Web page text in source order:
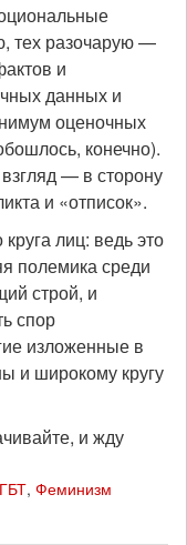
тех разочарую —
и
данных и
оценочных
конечно).
— в сторону
и «отписок».
лиц: ведь это
полемика среди
строй, и
спор
изложенные в
и широкому кругу
и жду
, Феминизм